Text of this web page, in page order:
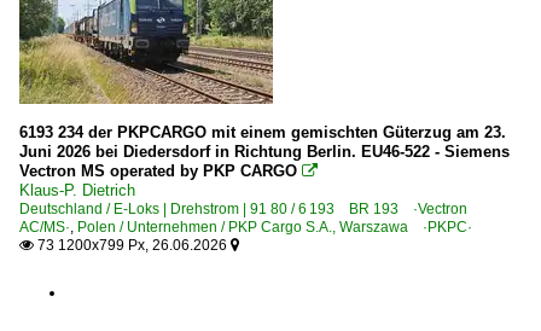
Industriemessen
Transport und Logistik Messe München 2015
Museen und Ausstellungen
Bahnpark Augsburg gGmbH
Personenwagen
6193 234 der PKPCARGO mit einem gemischten Güterzug am 23.
Juni 2026 bei Diedersdorf in Richtung Berlin. EU46-522 - Siemens
Vectron MS operated by PKP CARGO 
Klaus-P. Dietrich
Deutschland / E-Loks | Drehstrom | 91 80 / 6 193 BR 193 ·Vectron
AC/MS·, Polen / Unternehmen / PKP Cargo S.A., Warszawa ·PKPC·
 73 1200x799 Px, 26.06.2026 